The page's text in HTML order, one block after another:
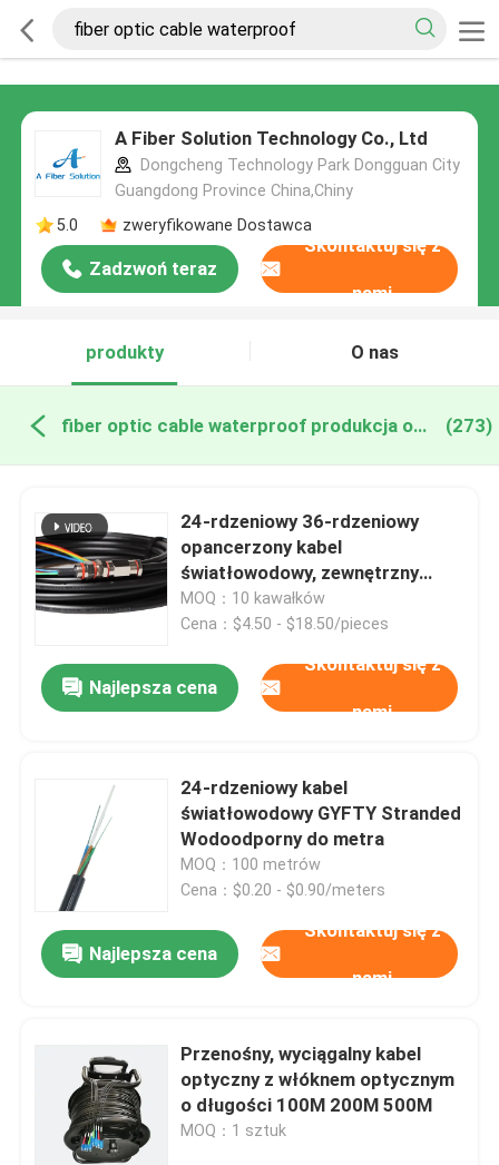
A Fiber Solution Technology Co., Ltd
Dongcheng Technology Park Dongguan City
Guangdong Province China,Chiny
5.0
zweryfikowane Dostawca
Zadzwoń teraz
Skontaktuj się z
nami
produkty O nas
fiber optic cable waterproof produkcja online (273)
24-rdzeniowy 36-rdzeniowy
opancerzony kabel
światłowodowy, zewnętrzny
wodoodporny kabel krosowy
typu pigtail
MOQ：10 kawałków
Cena：$4.50 - $18.50/pieces
Najlepsza cena
Skontaktuj się z
nami
24-rdzeniowy kabel
światłowodowy GYFTY Stranded
Wodoodporny do metra
MOQ：100 metrów
Cena：$0.20 - $0.90/meters
Najlepsza cena
Skontaktuj się z
nami
Przenośny, wyciągalny kabel
optyczny z włóknem optycznym
o długości 100M 200M 500M
MOQ：1 sztuk